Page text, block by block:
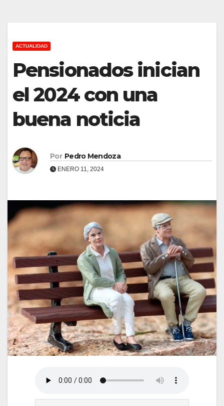
ACTUALIDAD
Pensionados inician
el 2024 con una
buena noticia
Por Pedro Mendoza
ENERO 11, 2024